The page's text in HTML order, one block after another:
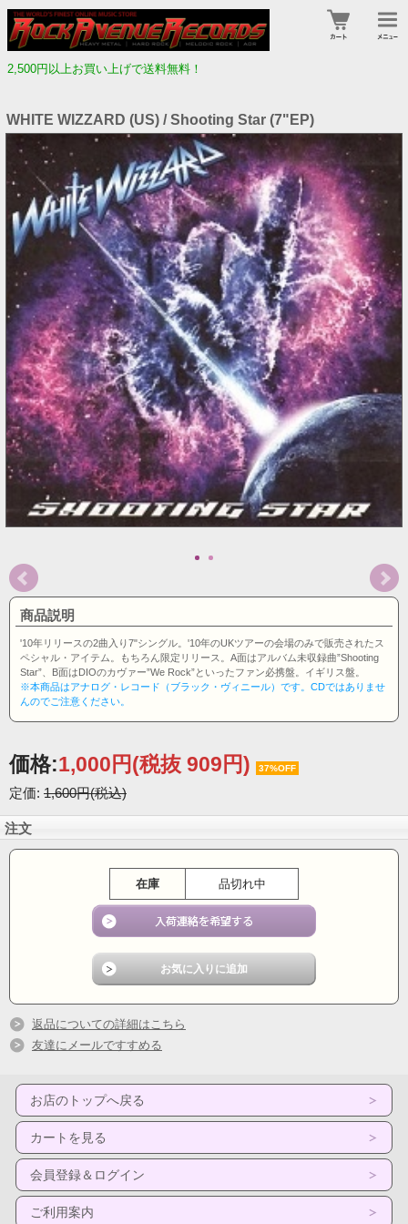
2,500円以上お買い上げで送料無料！
WHITE WIZZARD (US) / Shooting Star (7"EP)
商品説明
'10年リリースの2曲入り7"シングル。'10年のUKツアーの会場のみで販売されたス
ペシャル・アイテム。もちろん限定リリース。A面はアルバム未収録曲”Shooting
Star”、B面はDIOのカヴァー”We Rock”といったファン必携盤。イギリス盤。
※本商品はアナログ・レコード（ブラック・ヴィニール）です。CDではありませ
んのでご注意ください。
価格:1,000円(税抜 909円) 37%OFF
定価: 1,600円(税込)
注文
在庫 品切れ中
返品についての詳細はこちら
友達にメールですすめる
お店のトップへ戻る
カートを見る
会員登録＆ログイン
ご利用案内